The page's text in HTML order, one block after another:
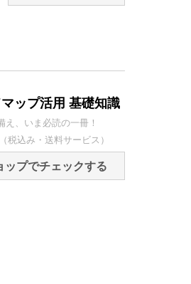
ップ活用 基礎知識
え、いま必読の一冊！
税込み・送料サービス）
プでチェックする